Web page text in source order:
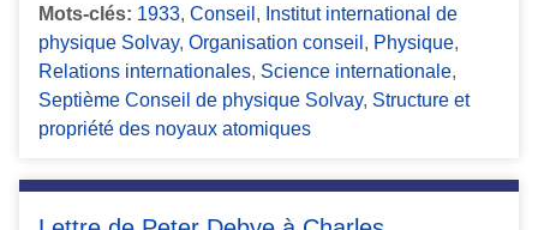
Mots-clés: 1933, Conseil , Institut international de
physique Solvay, Organisation conseil , Physique,
Relations internationales, Science internationale,
Septième Conseil de physique Solvay, Structure et
propriété des noyaux atomiques